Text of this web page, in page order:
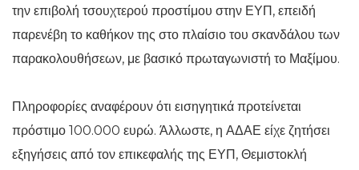
την επιβολή τσουχτερού προστίμου στην ΕΥΠ, επειδή
παρενέβη το καθήκον της στο πλαίσιο του σκανδάλου των
παρακολουθήσεων, με βασικό πρωταγωνιστή το Μαξίμου.
Πληροφορίες αναφέρουν ότι εισηγητικά προτείνεται
πρόστιμο 100.000 ευρώ. Άλλωστε, η ΑΔΑΕ είχε ζητήσει
εξηγήσεις από τον επικεφαλής της ΕΥΠ, Θεμιστοκλή